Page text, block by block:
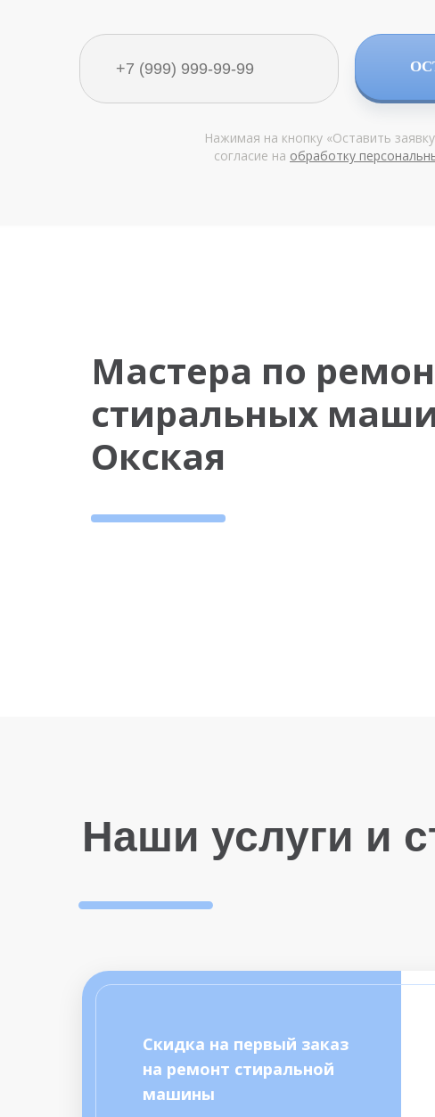
Нажимая на кнопку «Оставить
согласие на обработку
Мастера по
стиральных
Окская
Наши услуги и
Скидка на первый заказ
на ремонт стиральной
машины